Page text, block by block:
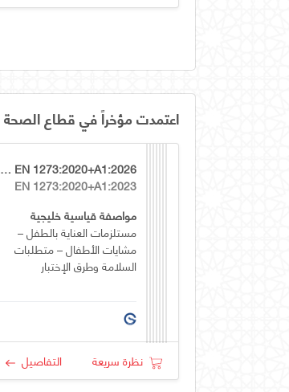
اعتمدت مؤخراً في قطاع الصحة
GSO EN 1273:2020+A1:2026
EN 1273:2020+A1:2023
مواصفة قياسية خليجية
مستلزمات العناية بالطفل –
مشايات الأطفال – متطلبات
السلامة وطرق الإختبار
نظرة سريعة التفاصيل